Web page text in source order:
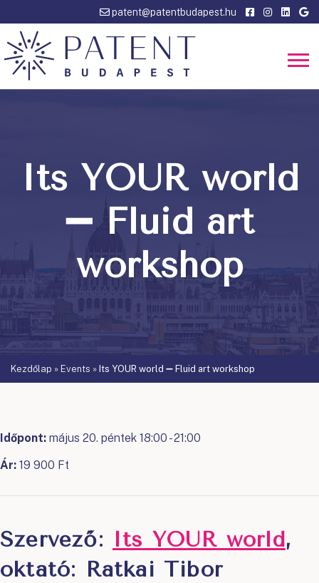
patent@patentbudapest.hu
Its YOUR world
➖ Fluid art
workshop
Kezdőlap » Events » Its YOUR world ➖ Fluid art workshop
Időpont: május 20. péntek 18:00 - 21:00
Ár: 19 900 Ft
Szervező: Its YOUR world,
oktató: Ratkai Tibor